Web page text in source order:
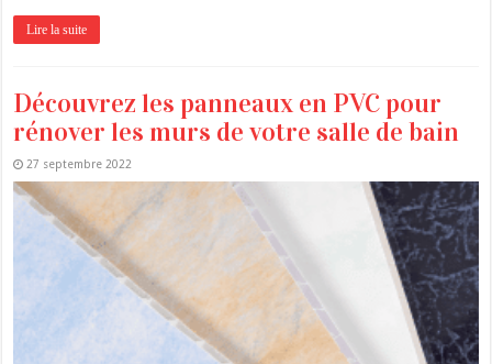
Lire la suite
Découvrez les panneaux en PVC pour
rénover les murs de votre salle de bain
27 septembre 2022